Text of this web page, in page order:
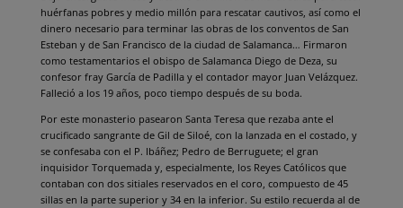
huérfanas pobres y medio millón para rescatar cautivos, así como el
dinero necesario para terminar las obras de los conventos de San
Esteban y de San Francisco de la ciudad de Salamanca… Firmaron
como testamentarios el obispo de Salamanca Diego de Deza, su
confesor fray García de Padilla y el contador mayor Juan Velázquez.
Falleció a los 19 años, poco tiempo después de su boda.
Por este monasterio pasearon Santa Teresa que rezaba ante el
crucificado sangrante de Gil de Siloé, con la lanzada en el costado, y
se confesaba con el P. Ibáñez; Pedro de Berruguete; el gran
inquisidor Torquemada y, especialmente, los Reyes Católicos que
contaban con dos sitiales reservados en el coro, compuesto de 45
sillas en la parte superior y 34 en la inferior. Su estilo recuerda al de